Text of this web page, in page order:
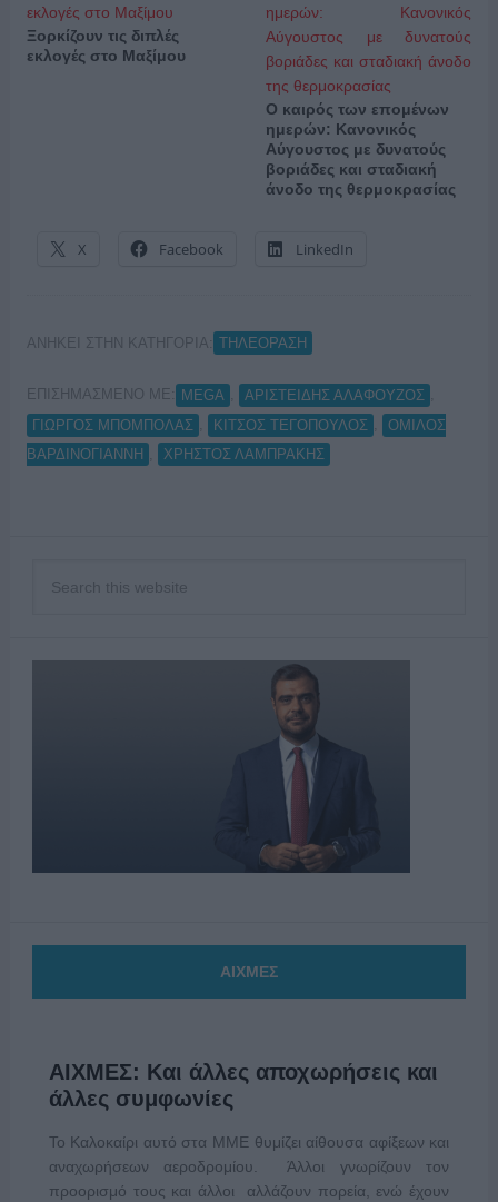
Ξορκίζουν τις διπλές
εκλογές στο Μαξίμου
Ο καιρός των επομένων
ημερών: Κανονικός
Αύγουστος με δυνατούς
βοριάδες και σταδιακή
άνοδο της θερμοκρασίας
X Facebook LinkedIn
ΑΝΗΚΕΙ ΣΤΗΝ ΚΑΤΗΓΟΡΙΑ: ΤΗΛΕΟΡΑΣΗ
ΕΠΙΣΗΜΑΣΜΕΝΟ ΜΕ: MEGA ΑΡΙΣΤΕΙΔΗΣ ΑΛΑΦΟΥΖΟΣ
ΓΙΩΡΓΟΣ ΜΠΟΜΠΟΛΑΣ
ΚΙΤΣΟΣ ΤΕΓΟΠΟΥΛΟΣ
ΟΜΙΛΟΣ
ΒΑΡΔΙΝΟΓΙΑΝΝΗ
ΧΡΗΣΤΟΣ ΛΑΜΠΡΑΚΗΣ
ΑΙΧΜΕΣ
ΑΙΧΜΕΣ: Και άλλες αποχωρήσεις και
άλλες συμφωνίες
Το Καλοκαίρι αυτό στα ΜΜΕ θυμίζει αίθουσα αφίξεων και
αναχωρήσεων αεροδρομίου. Άλλοι γνωρίζουν τον
προορισμό τους και άλλοι αλλάζουν πορεία, ενώ έχουν